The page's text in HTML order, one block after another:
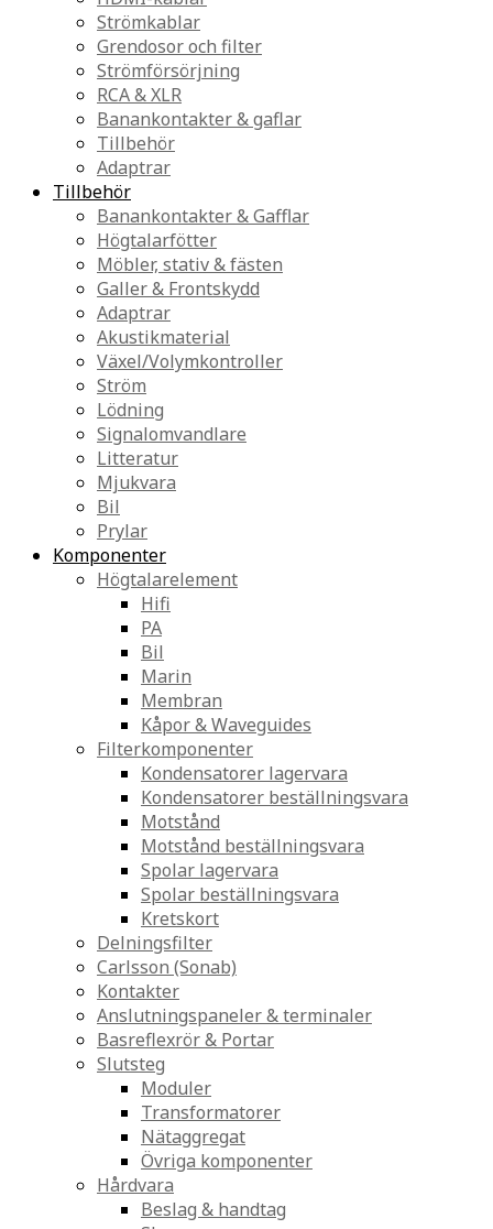
Strömkablar
Grendosor och filter
Strömförsörjning
RCA & XLR
Banankontakter & gaflar
Tillbehör
Adaptrar
Tillbehör
Banankontakter & Gafflar
Högtalarfötter
Möbler, stativ & fästen
Galler & Frontskydd
Adaptrar
Akustikmaterial
Växel/Volymkontroller
Ström
Lödning
Signalomvandlare
Litteratur
Mjukvara
Bil
Prylar
Komponenter
Högtalarelement
Hifi
PA
Bil
Marin
Membran
Kåpor & Waveguides
Filterkomponenter
Kondensatorer lagervara
Kondensatorer beställningsvara
Motstånd
Motstånd beställningsvara
Spolar lagervara
Spolar beställningsvara
Kretskort
Delningsfilter
Carlsson (Sonab)
Kontakter
Anslutningspaneler & terminaler
Basreflexrör & Portar
Slutsteg
Moduler
Transformatorer
Nätaggregat
Övriga komponenter
Hårdvara
Beslag & handtag